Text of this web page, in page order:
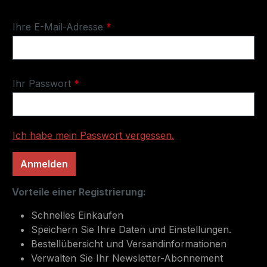
Ihre E-Mail-Adresse *
Ihr Passwort *
Ich habe mein Passwort vergessen.
Anmelden
Vorteile einer Registrierung:
Schnelles Einkaufen
Speichern Sie Ihre Daten und Einstellungen.
Bestellübersicht und Versandinformationen
Verwalten Sie Ihr Newsletter-Abonnement